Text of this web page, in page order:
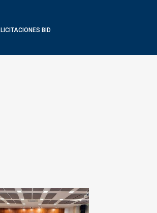
LICITACIONES BID